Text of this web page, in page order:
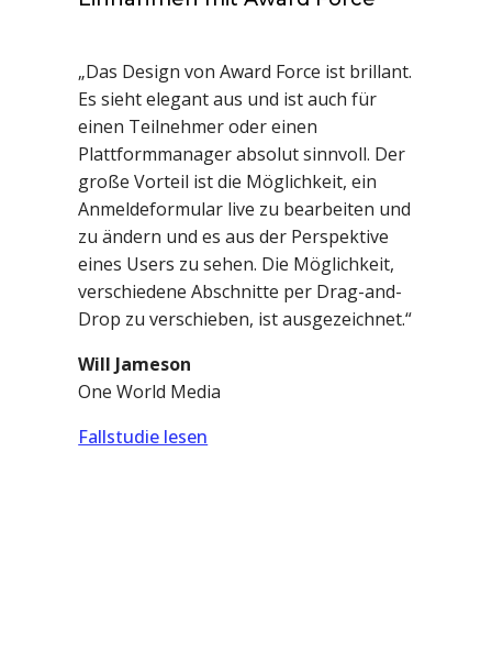
„Das Design von Award Force ist brillant.
Es sieht elegant aus und ist auch für
einen Teilnehmer oder einen
Plattformmanager absolut sinnvoll. Der
große Vorteil ist die Möglichkeit, ein
Anmeldeformular live zu bearbeiten und
zu ändern und es aus der Perspektive
eines Users zu sehen. Die Möglichkeit,
verschiedene Abschnitte per Drag-and-
Drop zu verschieben, ist ausgezeichnet.“
Will Jameson
One World Media
Fallstudie lesen